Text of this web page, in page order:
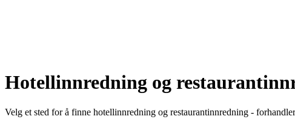
Hotellinnredning og
Velg et sted for å finne hotellinnredning og restaurantinnredning -